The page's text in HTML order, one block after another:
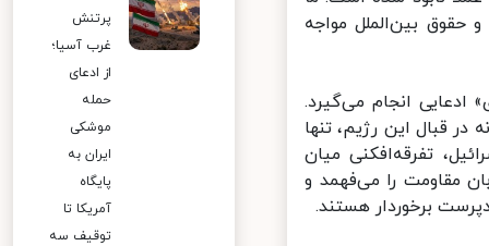
بین‌الملل مواجه
انجام می‌گیرد.
قبال این رژیم، تنها
تفرقه‌افکنی میان
مقاومت را می‌فهمد و
برخوردار هستند.
پرتنش
غرب آسیا؛
از ادعای
حمله
موشکی
ایران به
پایگاه
آمریکا تا
توقیف سه